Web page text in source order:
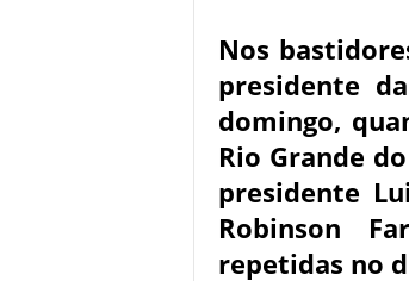
Nos
presidente
domingo,
Rio Grande
presidente
Robinson
repetidas no